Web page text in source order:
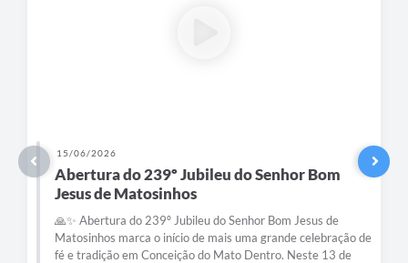
15/06/2026
Abertura do 239º Jubileu do Senhor Bom
Jesus de Matosinhos
🙏✨ Abertura do 239º Jubileu do Senhor Bom Jesus de
Matosinhos marca o início de mais uma grande celebração de
fé e tradição em Conceição do Mato Dentro. Neste 13 de